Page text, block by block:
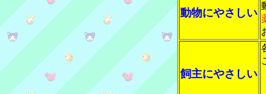
動物にやさしい
飼主にやさしい